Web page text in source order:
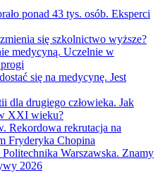
ponad 43 tys. osób. Eksperci
się szkolnictwo wyższe?
medycyną. Uczelnie w
się na medycynę. Jest
dla drugiego człowieka. Jak
XXI wieku?
Rekordowa rekrutacja na
Fryderyka Chopina
Warszawska. Znamy
2026